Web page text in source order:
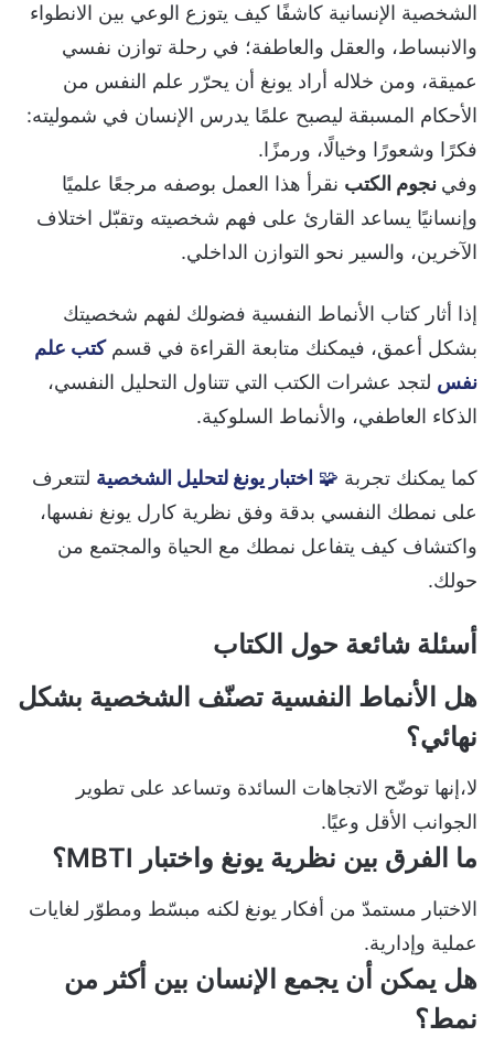
الشخصية الإنسانية كاشفًا كيف يتوزع الوعي بين الانطواء
والانبساط، والعقل والعاطفة؛ في رحلة توازن نفسي
عميقة، ومن خلاله أراد يونغ أن يحرّر علم النفس من
الأحكام المسبقة ليصبح علمًا يدرس الإنسان في شموليته:
فكرًا وشعورًا وخيالًا، ورمزًا.
وفي نجوم الكتب نقرأ هذا العمل بوصفه مرجعًا علميًا
وإنسانيًا يساعد القارئ على فهم شخصيته وتقبّل اختلاف
الآخرين، والسير نحو التوازن الداخلي.
إذا أثار كتاب الأنماط النفسية فضولك لفهم شخصيتك
بشكل أعمق، فيمكنك متابعة القراءة في قسمكتب علم
نفس لتجد عشرات الكتب التي تتناول التحليل النفسي،
الذكاء العاطفي، والأنماط السلوكية.
كما يمكنك تجربة 🧩 اختبار يونغ لتحليل الشخصية لتتعرف
على نمطك النفسي بدقة وفق نظرية كارل يونغ نفسها،
واكتشاف كيف يتفاعل نمطك مع الحياة والمجتمع من
حولك.
أسئلة شائعة حول الكتاب
هل الأنماط النفسية تصنّف الشخصية بشكل
نهائي؟
لا،إنها توضّح الاتجاهات السائدة وتساعد على تطوير
الجوانب الأقل وعيًا.
ما الفرق بين نظرية يونغ واختبار MBTI؟
الاختبار مستمدّ من أفكار يونغ لكنه مبسّط ومطوّر لغايات
عملية وإدارية.
هل يمكن أن يجمع الإنسان بين أكثر من
نمط؟